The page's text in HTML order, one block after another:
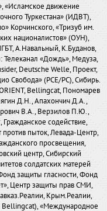
«Исламское движение
Туркестана» (ИДВТ),
Корчинского, «Тризуб им.
националистов» (ОУН),
А.Навальный, К.Буданов,
Телеканал «Дождь», Медуза,
Deutsche Welle, Проект,
Свобода» (PCE/PC), Сибирь.
Bellingcat, Пономарев
Д.Н., Апахончич Д.А.,
В.А., Верзилов П.Ю.,
Гражданское содействие,
против пыток, Левада-Центр,
просвещения,
центр, Сибирский
солдатских матерей
защиты гласности, Фонд
Центр защиты прав СМИ,
Крым.Реалии,
Bellingcat), «Международное